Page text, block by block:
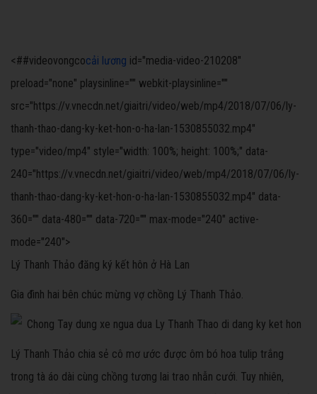
<##videovongcocải lương id="media-video-210208"
preload="none" playsinline="" webkit-playsinline=""
src="https://v.vnecdn.net/giaitri/video/web/mp4/2018/07/06/ly-
thanh-thao-dang-ky-ket-hon-o-ha-lan-1530855032.mp4"
type="video/mp4" style="width: 100%; height: 100%;" data-
240="https://v.vnecdn.net/giaitri/video/web/mp4/2018/07/06/ly-
thanh-thao-dang-ky-ket-hon-o-ha-lan-1530855032.mp4" data-
360="" data-480="" data-720="" max-mode="240" active-
mode="240">
Lý Thanh Thảo đăng ký kết hôn ở Hà Lan
Gia đình hai bên chúc mừng vợ chồng Lý Thanh Thảo.
Lý Thanh Thảo chia sẻ cô mơ ước được ôm bó hoa tulip trắng
trong tà áo dài cùng chồng tương lai trao nhẫn cưới. Tuy nhiên,